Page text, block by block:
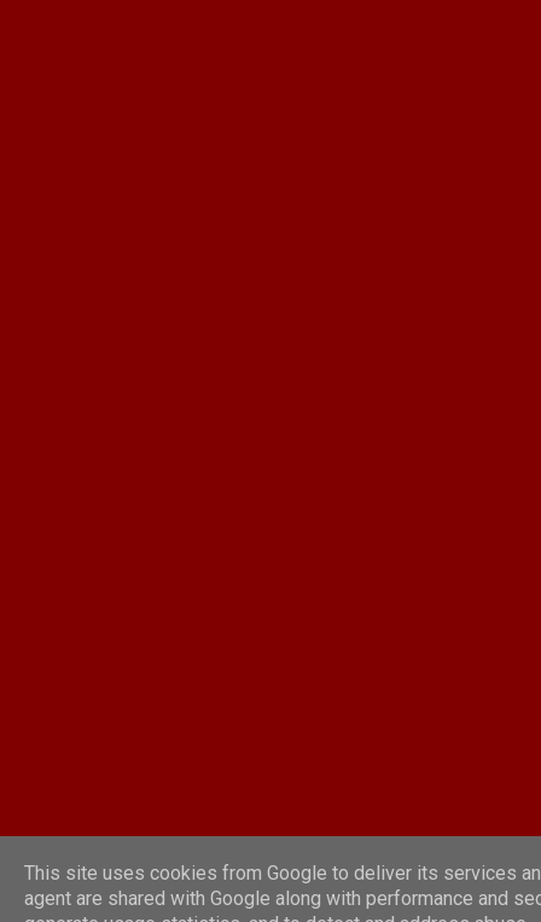
This site uses cookies from Google to deliver its services
agent are shared with Google along with performance and